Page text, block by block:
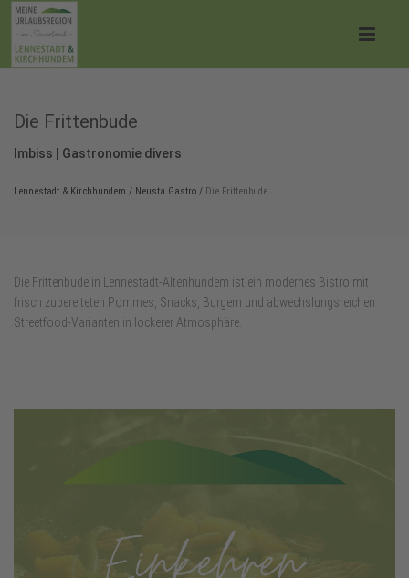
Die Frittenbude
Imbiss | Gastronomie divers
Lennestadt & Kirchhundem / Neusta Gastro / Die Frittenbude
Die Frittenbude in Lennestadt‑Altenhundem ist ein modernes Bistro mit
frisch zubereiteten Pommes, Snacks, Burgern und abwechslungsreichen
Streetfood‑Varianten in lockerer Atmosphäre.